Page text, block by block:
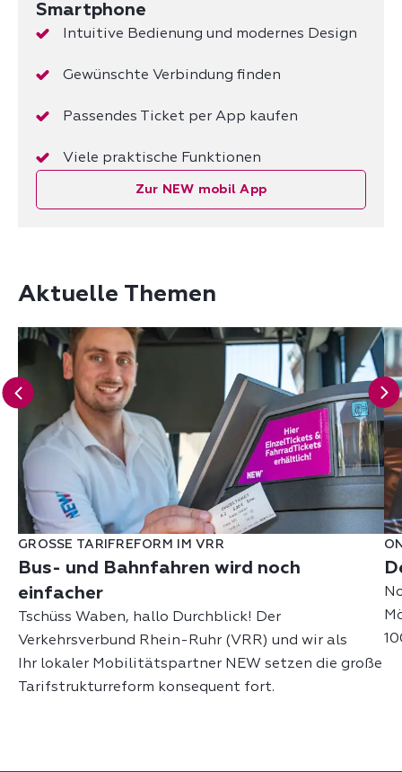
Smartphone
Intuitive Bedienung und modernes Design
Gewünschte Verbindung finden
Passendes Ticket per App kaufen
Viele praktische Funktionen
Zur NEW mobil App
Aktuelle Themen
GROSSE TARIFREFORM IM VRR
Bus- und Bahnfahren wird noch
einfacher
Tschüss Waben, hallo Durchblick! Der
Verkehrsverbund Rhein-Ruhr (VRR) und wir als
Ihr lokaler Mobilitätspartner NEW setzen die große
Tarifstrukturreform konsequent fort.